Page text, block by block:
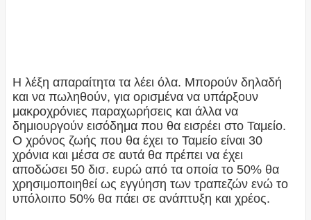
Η λέξη απαραίτητα τα λέει όλα. Μπορούν δηλαδή
και να πωληθούν, για ορισμένα να υπάρξουν
μακροχρόνιες παραχωρήσεις και άλλα να
δημιουργούν εισόδημα που θα εισρέει στο Ταμείο.
Ο χρόνος ζωής που θα έχει το Ταμείο είναι 30
χρόνια και μέσα σε αυτά θα πρέπει να έχει
αποδώσει 50 δισ. ευρώ από τα οποία το 50% θα
χρησιμοποιηθεί ως εγγύηση των τραπεζών ενώ το
υπόλοιπο 50% θα πάει σε ανάπτυξη και χρέος.